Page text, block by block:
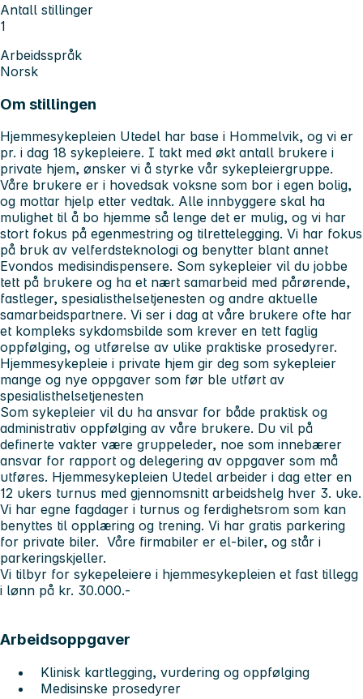
Antall stillinger
1
Arbeidsspråk
Norsk
Om stillingen
Hjemmesykepleien Utedel har base i Hommelvik, og vi er
pr. i dag 18 sykepleiere. I takt med økt antall brukere i
private hjem, ønsker vi å styrke vår sykepleiergruppe.
Våre brukere er i hovedsak voksne som bor i egen bolig,
og mottar hjelp etter vedtak. Alle innbyggere skal ha
mulighet til å bo hjemme så lenge det er mulig, og vi har
stort fokus på egenmestring og tilrettelegging. Vi har fokus
på bruk av velferdsteknologi og benytter blant annet
Evondos medisindispensere. Som sykepleier vil du jobbe
tett på brukere og ha et nært samarbeid med pårørende,
fastleger, spesialisthelsetjenesten og andre aktuelle
samarbeidspartnere. Vi ser i dag at våre brukere ofte har
et kompleks sykdomsbilde som krever en tett faglig
oppfølging, og utførelse av ulike praktiske prosedyrer.
Hjemmesykepleie i private hjem gir deg som sykepleier
mange og nye oppgaver som før ble utført av
spesialisthelsetjenesten
Som sykepleier vil du ha ansvar for både praktisk og
administrativ oppfølging av våre brukere. Du vil på
definerte vakter være gruppeleder, noe som innebærer
ansvar for rapport og delegering av oppgaver som må
utføres. Hjemmesykepleien Utedel arbeider i dag etter en
12 ukers turnus med gjennomsnitt arbeidshelg hver 3. uke.
Vi har egne fagdager i turnus og ferdighetsrom som kan
benyttes til opplæring og trening. Vi har gratis parkering
for private biler. Våre firmabiler er el-biler, og står i
parkeringskjeller.
Vi tilbyr for sykepeleiere i hjemmesykepleien et fast tillegg
i lønn på kr. 30.000.-
Arbeidsoppgaver
Klinisk kartlegging, vurdering og oppfølging
Medisinske prosedyrer